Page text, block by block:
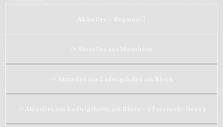
Aktuelles – Regional
-> Aktuelles aus Mannheim
-> Aktuelles aus Ludwigshafen am Rhein
-> Aktuelles aus Ludwigshafen am Rhein – ( Feuerwehr-News )